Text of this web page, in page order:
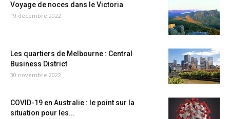
Voyage de noces dans le Victoria
19 décembre 2022
Les quartiers de Melbourne : Central
Business District
30 novembre 2022
COVID-19 en Australie : le point sur la
situation pour les...